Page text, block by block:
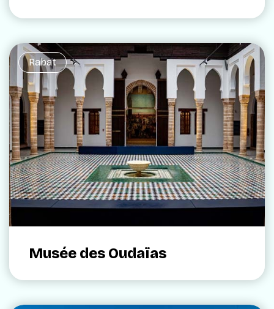
Rabat
Musée des Oudaïas